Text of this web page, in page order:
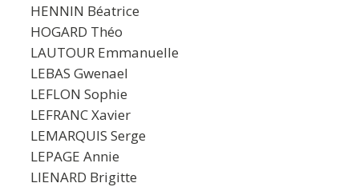
HENNIN Béatrice
HOGARD Théo
LAUTOUR Emmanuelle
LEBAS Gwenael
LEFLON Sophie
LEFRANC Xavier
LEMARQUIS Serge
LEPAGE Annie
LIENARD Brigitte